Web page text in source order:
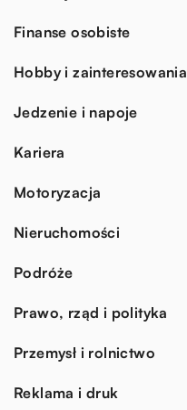
Finanse osobiste
Hobby i zainteresowania
Jedzenie i napoje
Kariera
Motoryzacja
Nieruchomości
Podróże
Prawo, rząd i polityka
Przemysł i rolnictwo
Reklama i druk